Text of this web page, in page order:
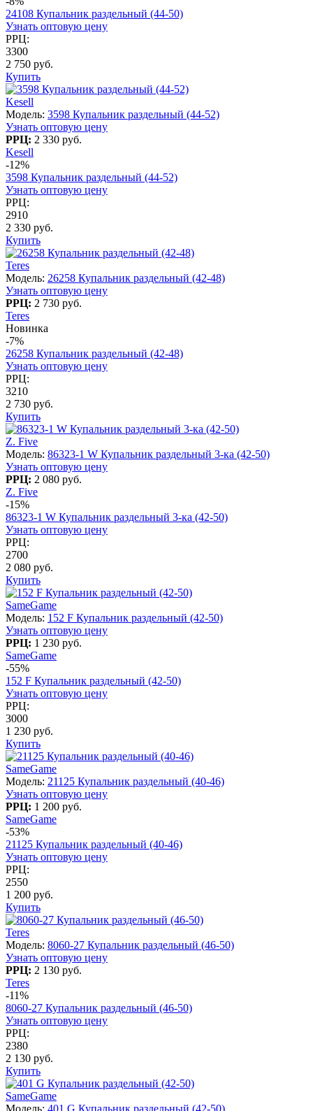
24108 Купальник раздельный (44-50)
Узнать оптовую цену
РРЦ:
3300
2 750 руб.
Купить
Kesell
Модель: 3598 Купальник раздельный (44-52)
Узнать оптовую цену
РРЦ: 2 330 руб.
Kesell
-12%
3598 Купальник раздельный (44-52)
Узнать оптовую цену
РРЦ:
2910
2 330 руб.
Купить
Teres
Модель: 26258 Купальник раздельный (42-48)
Узнать оптовую цену
РРЦ: 2 730 руб.
Teres
Новинка
-7%
26258 Купальник раздельный (42-48)
Узнать оптовую цену
РРЦ:
3210
2 730 руб.
Купить
Z. Five
Модель: 86323-1 W Купальник раздельный 3-ка (42-50)
Узнать оптовую цену
РРЦ: 2 080 руб.
Z. Five
-15%
86323-1 W Купальник раздельный 3-ка (42-50)
Узнать оптовую цену
РРЦ:
2700
2 080 руб.
Купить
SameGame
Модель: 152 F Купальник раздельный (42-50)
Узнать оптовую цену
РРЦ: 1 230 руб.
SameGame
-55%
152 F Купальник раздельный (42-50)
Узнать оптовую цену
РРЦ:
3000
1 230 руб.
Купить
SameGame
Модель: 21125 Купальник раздельный (40-46)
Узнать оптовую цену
РРЦ: 1 200 руб.
SameGame
-53%
21125 Купальник раздельный (40-46)
Узнать оптовую цену
РРЦ:
2550
1 200 руб.
Купить
Teres
Модель: 8060-27 Купальник раздельный (46-50)
Узнать оптовую цену
РРЦ: 2 130 руб.
Teres
-11%
8060-27 Купальник раздельный (46-50)
Узнать оптовую цену
РРЦ:
2380
2 130 руб.
Купить
SameGame
Модель: 401 G Купальник раздельный (42-50)